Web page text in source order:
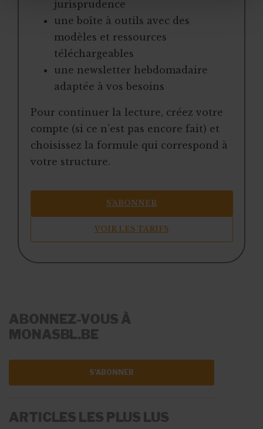
jurisprudence
une boîte à outils avec des
modèles et ressources
téléchargeables
une newsletter hebdomadaire
adaptée à vos besoins
Pour continuer la lecture, créez votre
compte (si ce n’est pas encore fait) et
choisissez la formule qui correspond à
votre structure.
S’ABONNER
VOIR LES TARIFS
ABONNEZ-VOUS À
MONASBL.BE
S'ABONNER
ARTICLES LES PLUS LUS